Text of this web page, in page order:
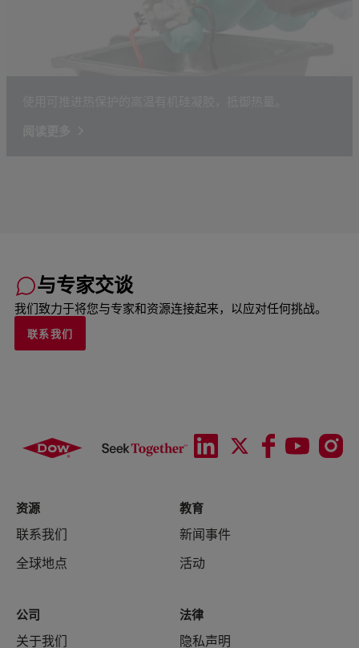
与专家交谈
我们致力于将您与专家和资源连接起来，以应对任何挑战。
联系我们
资源
联系我们
全球地点
教育
新闻事件
活动
公司
关于我们
法律
隐私声明